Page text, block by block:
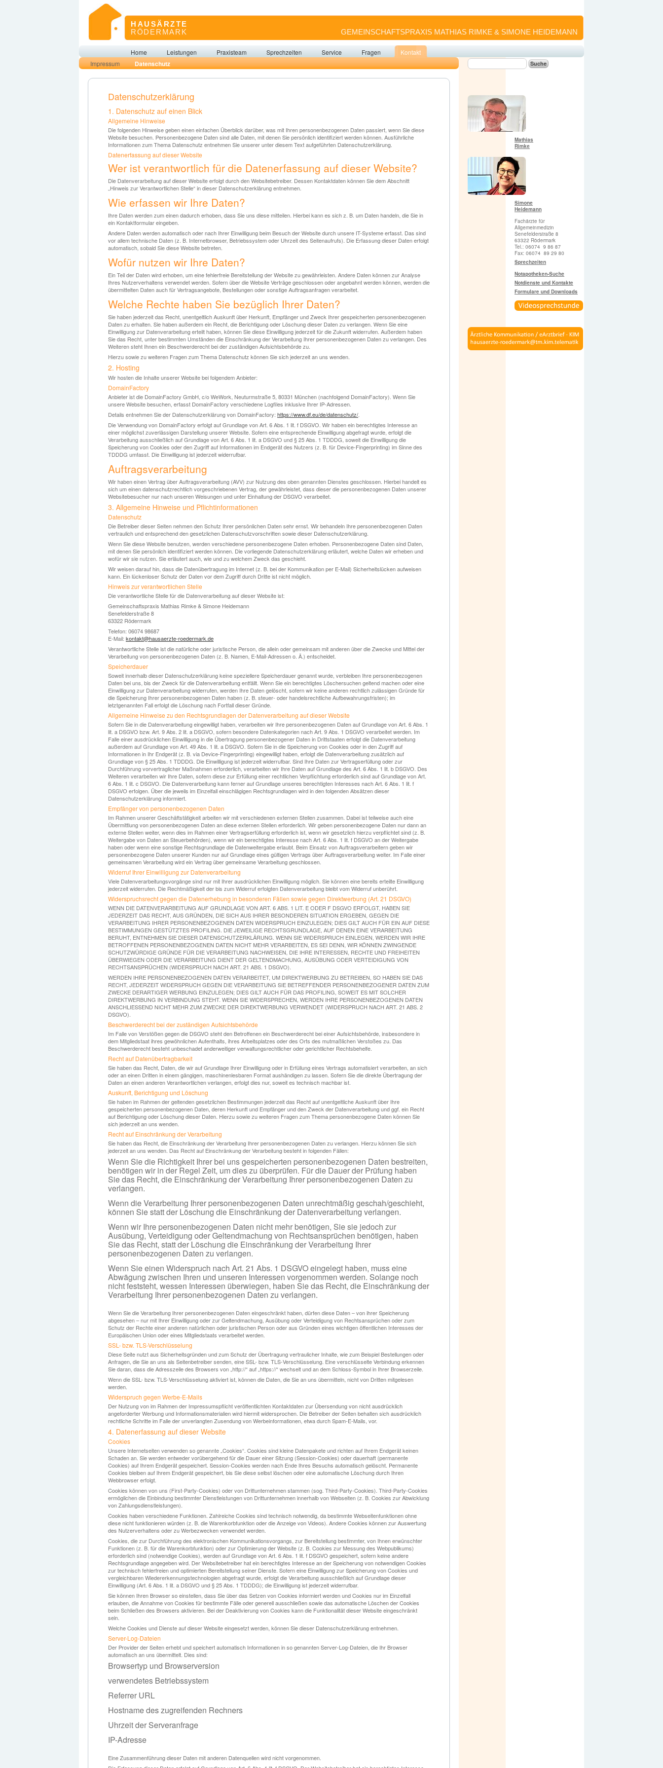
HAUSÄRZTE
RÖDERMARK
GEMEINSCHAFTSPRAXIS MATHIAS RIMKE & SIMONE HEIDEMANN
überspringen
Home Leistungen Praxisteam Sprechzeiten Service Fragen
Kontakt
Navigation
Impressum Datenschutz
Datenschutz­erklärung
1. Datenschutz auf einen Blick
Allgemeine Hinweise
Die folgenden Hinweise geben einen einfachen Überblick darüber, was mit Ihren personenbezogenen Daten passiert, wenn Sie diese
Website besuchen. Personenbezogene Daten sind alle Daten, mit denen Sie persönlich identifiziert werden können. Ausführliche
Informationen zum Thema Datenschutz entnehmen Sie unserer unter diesem Text aufgeführten Datenschutzerklärung.
Datenerfassung auf dieser Website
Wer ist verantwortlich für die Datenerfassung auf dieser Website?
Die Datenverarbeitung auf dieser Website erfolgt durch den Websitebetreiber. Dessen Kontaktdaten können Sie dem Abschnitt
„Hinweis zur Verantwortlichen Stelle“ in dieser Datenschutzerklärung entnehmen.
Wie erfassen wir Ihre Daten?
Ihre Daten werden zum einen dadurch erhoben, dass Sie uns diese mitteilen. Hierbei kann es sich z. B. um Daten handeln, die Sie in
ein Kontaktformular eingeben.
Andere Daten werden automatisch oder nach Ihrer Einwilligung beim Besuch der Website durch unsere IT-Systeme erfasst. Das sind
vor allem technische Daten (z. B. Internetbrowser, Betriebssystem oder Uhrzeit des Seitenaufrufs). Die Erfassung dieser Daten erfolgt
automatisch, sobald Sie diese Website betreten.
Wofür nutzen wir Ihre Daten?
Ein Teil der Daten wird erhoben, um eine fehlerfreie Bereitstellung der Website zu gewährleisten. Andere Daten können zur Analyse
Ihres Nutzerverhaltens verwendet werden. Sofern über die Website Verträge geschlossen oder angebahnt werden können, werden die
übermittelten Daten auch für Vertragsangebote, Bestellungen oder sonstige Auftragsanfragen verarbeitet.
Welche Rechte haben Sie bezüglich Ihrer Daten?
Sie haben jederzeit das Recht, unentgeltlich Auskunft über Herkunft, Empfänger und Zweck Ihrer gespeicherten personenbezogenen
Daten zu erhalten. Sie haben außerdem ein Recht, die Berichtigung oder Löschung dieser Daten zu verlangen. Wenn Sie eine
Einwilligung zur Datenverarbeitung erteilt haben, können Sie diese Einwilligung jederzeit für die Zukunft widerrufen. Außerdem haben
Sie das Recht, unter bestimmten Umständen die Einschränkung der Verarbeitung Ihrer personenbezogenen Daten zu verlangen. Des
Weiteren steht Ihnen ein Beschwerderecht bei der zuständigen Aufsichtsbehörde zu.
Hierzu sowie zu weiteren Fragen zum Thema Datenschutz können Sie sich jederzeit an uns wenden.
2. Hosting
Wir hosten die Inhalte unserer Website bei folgendem Anbieter:
DomainFactory
Anbieter ist die DomainFactory GmbH, c/o WeWork, Neuturmstraße 5, 80331 München (nachfolgend DomainFactory). Wenn Sie
unsere Website besuchen, erfasst DomainFactory verschiedene Logfiles inklusive Ihrer IP-Adressen.
Details entnehmen Sie der Datenschutzerklärung von DomainFactory: https://www.df.eu/de/datenschutz/
Die Verwendung von DomainFactory erfolgt auf Grundlage von Art. 6 Abs. 1 lit. f DSGVO. Wir haben ein berechtigtes Interesse an
einer möglichst zuverlässigen Darstellung unserer Website. Sofern eine entsprechende Einwilligung abgefragt wurde, erfolgt die
Verarbeitung ausschließlich auf Grundlage von Art. 6 Abs. 1 lit. a DSGVO und § 25 Abs. 1 TDDDG, soweit die Einwilligung die
Speicherung von Cookies oder den Zugriff auf Informationen im Endgerät des Nutzers (z. B. für Device-Fingerprinting) im Sinne des
TDDDG umfasst. Die Einwilligung ist jederzeit widerrufbar.
Auftragsverarbeitung
Wir haben einen Vertrag über Auftragsverarbeitung (AVV) zur Nutzung des oben genannten Dienstes geschlossen. Hierbei handelt es
sich um einen datenschutzrechtlich vorgeschriebenen Vertrag, der gewährleistet, dass dieser die personenbezogenen Daten unserer
Websitebesucher nur nach unseren Weisungen und unter Einhaltung der DSGVO verarbeitet.
3. Allgemeine Hinweise und Pflicht­informationen
Datenschutz
Die Betreiber dieser Seiten nehmen den Schutz Ihrer persönlichen Daten sehr ernst. Wir behandeln Ihre personenbezogenen Daten
vertraulich und entsprechend den gesetzlichen Datenschutzvorschriften sowie dieser Datenschutzerklärung.
Wenn Sie diese Website benutzen, werden verschiedene personenbezogene Daten erhoben. Personenbezogene Daten sind Daten,
mit denen Sie persönlich identifiziert werden können. Die vorliegende Datenschutzerklärung erläutert, welche Daten wir erheben und
wofür wir sie nutzen. Sie erläutert auch, wie und zu welchem Zweck das geschieht.
Wir weisen darauf hin, dass die Datenübertragung im Internet (z. B. bei der Kommunikation per E-Mail) Sicherheitslücken aufweisen
kann. Ein lückenloser Schutz der Daten vor dem Zugriff durch Dritte ist nicht möglich.
Hinweis zur verantwortlichen Stelle
Die verantwortliche Stelle für die Datenverarbeitung auf dieser Website ist:
Gemeinschaftspraxis Mathias Rimke & Simone Heidemann
Senefelderstraße 8
63322 Rödermark
Telefon: 06074 98687
E-Mail: kontakt@hausaerzte-roedermark.de
Verantwortliche Stelle ist die natürliche oder juristische Person, die allein oder gemeinsam mit anderen über die Zwecke und Mittel der
Verarbeitung von personenbezogenen Daten (z. B. Namen, E-Mail-Adressen o. Ä.) entscheidet.
Speicherdauer
Soweit innerhalb dieser Datenschutzerklärung keine speziellere Speicherdauer genannt wurde, verbleiben Ihre personenbezogenen
Daten bei uns, bis der Zweck für die Datenverarbeitung entfällt. Wenn Sie ein berechtigtes Löschersuchen geltend machen oder eine
Einwilligung zur Datenverarbeitung widerrufen, werden Ihre Daten gelöscht, sofern wir keine anderen rechtlich zulässigen Gründe für
die Speicherung Ihrer personenbezogenen Daten haben (z. B. steuer- oder handelsrechtliche Aufbewahrungsfristen); im
letztgenannten Fall erfolgt die Löschung nach Fortfall dieser Gründe.
Allgemeine Hinweise zu den Rechtsgrundlagen der Datenverarbeitung auf dieser Website
Sofern Sie in die Datenverarbeitung eingewilligt haben, verarbeiten wir Ihre personenbezogenen Daten auf Grundlage von Art. 6 Abs. 1
lit. a DSGVO bzw. Art. 9 Abs. 2 lit. a DSGVO, sofern besondere Datenkategorien nach Art. 9 Abs. 1 DSGVO verarbeitet werden. Im
Falle einer ausdrücklichen Einwilligung in die Übertragung personenbezogener Daten in Drittstaaten erfolgt die Datenverarbeitung
außerdem auf Grundlage von Art. 49 Abs. 1 lit. a DSGVO. Sofern Sie in die Speicherung von Cookies oder in den Zugriff auf
Informationen in Ihr Endgerät (z. B. via Device-Fingerprinting) eingewilligt haben, erfolgt die Datenverarbeitung zusätzlich auf
Grundlage von § 25 Abs. 1 TDDDG. Die Einwilligung ist jederzeit widerrufbar. Sind Ihre Daten zur Vertragserfüllung oder zur
Durchführung vorvertraglicher Maßnahmen erforderlich, verarbeiten wir Ihre Daten auf Grundlage des Art. 6 Abs. 1 lit. b DSGVO. Des
Weiteren verarbeiten wir Ihre Daten, sofern diese zur Erfüllung einer rechtlichen Verpflichtung erforderlich sind auf Grundlage von Art.
6 Abs. 1 lit. c DSGVO. Die Datenverarbeitung kann ferner auf Grundlage unseres berechtigten Interesses nach Art. 6 Abs. 1 lit. f
DSGVO erfolgen. Über die jeweils im Einzelfall einschlägigen Rechtsgrundlagen wird in den folgenden Absätzen dieser
Datenschutzerklärung informiert.
Empfänger von personenbezogenen Daten
Im Rahmen unserer Geschäftstätigkeit arbeiten wir mit verschiedenen externen Stellen zusammen. Dabei ist teilweise auch eine
Übermittlung von personenbezogenen Daten an diese externen Stellen erforderlich. Wir geben personenbezogene Daten nur dann an
externe Stellen weiter, wenn dies im Rahmen einer Vertragserfüllung erforderlich ist, wenn wir gesetzlich hierzu verpflichtet sind (z. B.
Weitergabe von Daten an Steuerbehörden), wenn wir ein berechtigtes Interesse nach Art. 6 Abs. 1 lit. f DSGVO an der Weitergabe
haben oder wenn eine sonstige Rechtsgrundlage die Datenweitergabe erlaubt. Beim Einsatz von Auftragsverarbeitern geben wir
personenbezogene Daten unserer Kunden nur auf Grundlage eines gültigen Vertrags über Auftragsverarbeitung weiter. Im Falle einer
gemeinsamen Verarbeitung wird ein Vertrag über gemeinsame Verarbeitung geschlossen.
Widerruf Ihrer Einwilligung zur Datenverarbeitung
Viele Datenverarbeitungsvorgänge sind nur mit Ihrer ausdrücklichen Einwilligung möglich. Sie können eine bereits erteilte Einwilligung
jederzeit widerrufen. Die Rechtmäßigkeit der bis zum Widerruf erfolgten Datenverarbeitung bleibt vom Widerruf unberührt.
Widerspruchsrecht gegen die Datenerhebung in besonderen Fällen sowie gegen Direktwerbung (Art. 21 DSGVO)
WENN DIE DATENVERARBEITUNG AUF GRUNDLAGE VON ART. 6 ABS. 1 LIT. E ODER F DSGVO ERFOLGT, HABEN SIE
JEDERZEIT DAS RECHT, AUS GRÜNDEN, DIE SICH AUS IHRER BESONDEREN SITUATION ERGEBEN, GEGEN DIE
VERARBEITUNG IHRER PERSONENBEZOGENEN DATEN WIDERSPRUCH EINZULEGEN; DIES GILT AUCH FÜR EIN AUF DIESE
BESTIMMUNGEN GESTÜTZTES PROFILING. DIE JEWEILIGE RECHTSGRUNDLAGE, AUF DENEN EINE VERARBEITUNG
BERUHT, ENTNEHMEN SIE DIESER DATENSCHUTZERKLÄRUNG. WENN SIE WIDERSPRUCH EINLEGEN, WERDEN WIR IHRE
BETROFFENEN PERSONENBEZOGENEN DATEN NICHT MEHR VERARBEITEN, ES SEI DENN, WIR KÖNNEN ZWINGENDE
SCHUTZWÜRDIGE GRÜNDE FÜR DIE VERARBEITUNG NACHWEISEN, DIE IHRE INTERESSEN, RECHTE UND FREIHEITEN
ÜBERWIEGEN ODER DIE VERARBEITUNG DIENT DER GELTENDMACHUNG, AUSÜBUNG ODER VERTEIDIGUNG VON
RECHTSANSPRÜCHEN (WIDERSPRUCH NACH ART. 21 ABS. 1 DSGVO).
WERDEN IHRE PERSONENBEZOGENEN DATEN VERARBEITET, UM DIREKTWERBUNG ZU BETREIBEN, SO HABEN SIE DAS
RECHT, JEDERZEIT WIDERSPRUCH GEGEN DIE VERARBEITUNG SIE BETREFFENDER PERSONENBEZOGENER DATEN ZUM
ZWECKE DERARTIGER WERBUNG EINZULEGEN; DIES GILT AUCH FÜR DAS PROFILING, SOWEIT ES MIT SOLCHER
DIREKTWERBUNG IN VERBINDUNG STEHT. WENN SIE WIDERSPRECHEN, WERDEN IHRE PERSONENBEZOGENEN DATEN
ANSCHLIESSEND NICHT MEHR ZUM ZWECKE DER DIREKTWERBUNG VERWENDET (WIDERSPRUCH NACH ART. 21 ABS. 2
DSGVO).
Beschwerde­recht bei der zuständigen Aufsichts­behörde
Im Falle von Verstößen gegen die DSGVO steht den Betroffenen ein Beschwerderecht bei einer Aufsichtsbehörde, insbesondere in
dem Mitgliedstaat ihres gewöhnlichen Aufenthalts, ihres Arbeitsplatzes oder des Orts des mutmaßlichen Verstoßes zu. Das
Beschwerderecht besteht unbeschadet anderweitiger verwaltungsrechtlicher oder gerichtlicher Rechtsbehelfe.
Recht auf Daten­übertrag­barkeit
Sie haben das Recht, Daten, die wir auf Grundlage Ihrer Einwilligung oder in Erfüllung eines Vertrags automatisiert verarbeiten, an sich
oder an einen Dritten in einem gängigen, maschinenlesbaren Format aushändigen zu lassen. Sofern Sie die direkte Übertragung der
Daten an einen anderen Verantwortlichen verlangen, erfolgt dies nur, soweit es technisch machbar ist.
Auskunft, Berichtigung und Löschung
Sie haben im Rahmen der geltenden gesetzlichen Bestimmungen jederzeit das Recht auf unentgeltliche Auskunft über Ihre
gespeicherten personenbezogenen Daten, deren Herkunft und Empfänger und den Zweck der Datenverarbeitung und ggf. ein Recht
auf Berichtigung oder Löschung dieser Daten. Hierzu sowie zu weiteren Fragen zum Thema personenbezogene Daten können Sie
sich jederzeit an uns wenden.
Recht auf Einschränkung der Verarbeitung
Sie haben das Recht, die Einschränkung der Verarbeitung Ihrer personenbezogenen Daten zu verlangen. Hierzu können Sie sich
jederzeit an uns wenden. Das Recht auf Einschränkung der Verarbeitung besteht in folgenden Fällen:
Wenn Sie die Richtigkeit Ihrer bei uns gespeicherten personenbezogenen Daten bestreiten,
benötigen wir in der Regel Zeit, um dies zu überprüfen. Für die Dauer der Prüfung haben
Sie das Recht, die Einschränkung der Verarbeitung Ihrer personenbezogenen Daten zu
verlangen.
Wenn die Verarbeitung Ihrer personenbezogenen Daten unrechtmäßig geschah/geschieht,
können Sie statt der Löschung die Einschränkung der Datenverarbeitung verlangen.
Wenn wir Ihre personenbezogenen Daten nicht mehr benötigen, Sie sie jedoch zur
Ausübung, Verteidigung oder Geltendmachung von Rechtsansprüchen benötigen, haben
Sie das Recht, statt der Löschung die Einschränkung der Verarbeitung Ihrer
personenbezogenen Daten zu verlangen.
Wenn Sie einen Widerspruch nach Art. 21 Abs. 1 DSGVO eingelegt haben, muss eine
Abwägung zwischen Ihren und unseren Interessen vorgenommen werden. Solange noch
nicht feststeht, wessen Interessen überwiegen, haben Sie das Recht, die Einschränkung der
Verarbeitung Ihrer personenbezogenen Daten zu verlangen.
Wenn Sie die Verarbeitung Ihrer personenbezogenen Daten eingeschränkt haben, dürfen diese Daten – von ihrer Speicherung
abgesehen – nur mit Ihrer Einwilligung oder zur Geltendmachung, Ausübung oder Verteidigung von Rechtsansprüchen oder zum
Schutz der Rechte einer anderen natürlichen oder juristischen Person oder aus Gründen eines wichtigen öffentlichen Interesses der
Europäischen Union oder eines Mitgliedstaats verarbeitet werden.
SSL- bzw. TLS-Verschlüsselung
Diese Seite nutzt aus Sicherheitsgründen und zum Schutz der Übertragung vertraulicher Inhalte, wie zum Beispiel Bestellungen oder
Anfragen, die Sie an uns als Seitenbetreiber senden, eine SSL- bzw. TLS-Verschlüsselung. Eine verschlüsselte Verbindung erkennen
Sie daran, dass die Adresszeile des Browsers von „http://“ auf „https://“ wechselt und an dem Schloss-Symbol in Ihrer Browserzeile.
Wenn die SSL- bzw. TLS-Verschlüsselung aktiviert ist, können die Daten, die Sie an uns übermitteln, nicht von Dritten mitgelesen
werden.
Widerspruch gegen Werbe-E-Mails
Der Nutzung von im Rahmen der Impressumspflicht veröffentlichten Kontaktdaten zur Übersendung von nicht ausdrücklich
angeforderter Werbung und Informationsmaterialien wird hiermit widersprochen. Die Betreiber der Seiten behalten sich ausdrücklich
rechtliche Schritte im Falle der unverlangten Zusendung von Werbeinformationen, etwa durch Spam-E-Mails, vor.
4. Datenerfassung auf dieser Website
Cookies
Unsere Internetseiten verwenden so genannte „Cookies“. Cookies sind kleine Datenpakete und richten auf Ihrem Endgerät keinen
Schaden an. Sie werden entweder vorübergehend für die Dauer einer Sitzung (Session-Cookies) oder dauerhaft (permanente
Cookies) auf Ihrem Endgerät gespeichert. Session-Cookies werden nach Ende Ihres Besuchs automatisch gelöscht. Permanente
Cookies bleiben auf Ihrem Endgerät gespeichert, bis Sie diese selbst löschen oder eine automatische Löschung durch Ihren
Webbrowser erfolgt.
Cookies können von uns (First-Party-Cookies) oder von Drittunternehmen stammen (sog. Third-Party-Cookies). Third-Party-Cookies
ermöglichen die Einbindung bestimmter Dienstleistungen von Drittunternehmen innerhalb von Webseiten (z. B. Cookies zur Abwicklung
von Zahlungsdienstleistungen).
Cookies haben verschiedene Funktionen. Zahlreiche Cookies sind technisch notwendig, da bestimmte Webseitenfunktionen ohne
diese nicht funktionieren würden (z. B. die Warenkorbfunktion oder die Anzeige von Videos). Andere Cookies können zur Auswertung
des Nutzerverhaltens oder zu Werbezwecken verwendet werden.
Cookies, die zur Durchführung des elektronischen Kommunikationsvorgangs, zur Bereitstellung bestimmter, von Ihnen erwünschter
Funktionen (z. B. für die Warenkorbfunktion) oder zur Optimierung der Website (z. B. Cookies zur Messung des Webpublikums)
erforderlich sind (notwendige Cookies), werden auf Grundlage von Art. 6 Abs. 1 lit. f DSGVO gespeichert, sofern keine andere
Rechtsgrundlage angegeben wird. Der Websitebetreiber hat ein berechtigtes Interesse an der Speicherung von notwendigen Cookies
zur technisch fehlerfreien und optimierten Bereitstellung seiner Dienste. Sofern eine Einwilligung zur Speicherung von Cookies und
vergleichbaren Wiedererkennungstechnologien abgefragt wurde, erfolgt die Verarbeitung ausschließlich auf Grundlage dieser
Einwilligung (Art. 6 Abs. 1 lit. a DSGVO und § 25 Abs. 1 TDDDG); die Einwilligung ist jederzeit widerrufbar.
Sie können Ihren Browser so einstellen, dass Sie über das Setzen von Cookies informiert werden und Cookies nur im Einzelfall
erlauben, die Annahme von Cookies für bestimmte Fälle oder generell ausschließen sowie das automatische Löschen der Cookies
beim Schließen des Browsers aktivieren. Bei der Deaktivierung von Cookies kann die Funktionalität dieser Website eingeschränkt
sein.
Welche Cookies und Dienste auf dieser Website eingesetzt werden, können Sie dieser Datenschutzerklärung entnehmen.
Server-Log-Dateien
Der Provider der Seiten erhebt und speichert automatisch Informationen in so genannten Server-Log-Dateien, die Ihr Browser
automatisch an uns übermittelt. Dies sind:
Browsertyp und Browserversion
verwendetes Betriebssystem
Referrer URL
Hostname des zugreifenden Rechners
Uhrzeit der Serveranfrage
IP-Adresse
Eine Zusammenführung dieser Daten mit anderen Datenquellen wird nicht vorgenommen.
Suche
Mathias
Rimke
Simone
Heidemann
Fachärzte für
Allgemeinmedizin
Senefelderstraße 8
63322 Rödermark
Tel.: 06074 9 86 87
Fax: 06074 89 29 80
Sprechzeiten
Notapotheken-Suche
Notdienste und Kontakte
Formulare und Downloads